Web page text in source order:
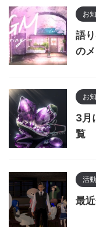
お
語
の
お
3月
覧
活
最